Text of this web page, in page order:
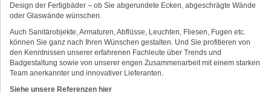
Design der Fertigbäder – ob Sie abgerundete Ecken, abgeschrägte Wände
oder Glaswände wünschen.
Auch Sanitärobjekte, Armaturen, Abflüsse, Leuchten, Fliesen, Fugen etc.
können Sie ganz nach Ihren Wünschen gestalten. Und Sie profitieren von
den Kenntnissen unserer erfahrenen Fachleute über Trends und
Badgestaltung sowie von unserer engen Zusammenarbeit mit einem starken
Team anerkannter und innovativer Lieferanten.
Siehe unsere Referenzen hier